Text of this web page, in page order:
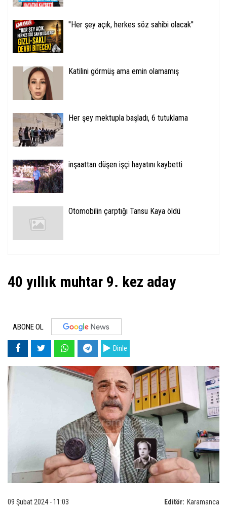
''Her şey açık, herkes söz sahibi olacak''
Katilini görmüş ama emin olamamış
Her şey mektupla başladı, 6 tutuklama
inşaattan düşen işçi hayatını kaybetti
Otomobilin çarptığı Tansu Kaya öldü
40 yıllık muhtar 9. kez aday
ABONE OL
Dinle
Editör: Karamanca
09 Şubat 2024 - 11:03